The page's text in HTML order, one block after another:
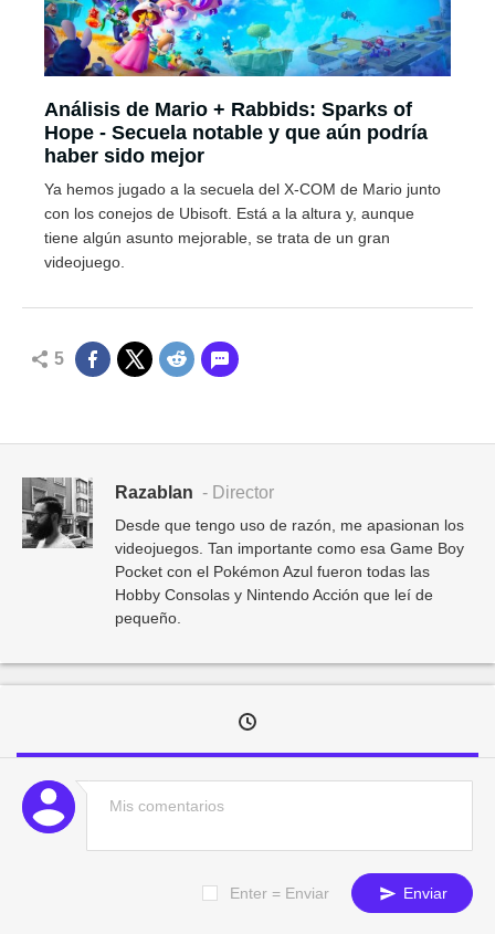
Análisis de Mario + Rabbids: Sparks of
Hope - Secuela notable y que aún podría
haber sido mejor
Ya hemos jugado a la secuela del X-COM de Mario junto
con los conejos de Ubisoft. Está a la altura y, aunque
tiene algún asunto mejorable, se trata de un gran
videojuego.
5
Razablan - Director
Desde que tengo uso de razón, me apasionan los
videojuegos. Tan importante como esa Game Boy
Pocket con el Pokémon Azul fueron todas las
Hobby Consolas y Nintendo Acción que leí de
pequeño.
Enter = Enviar Enviar